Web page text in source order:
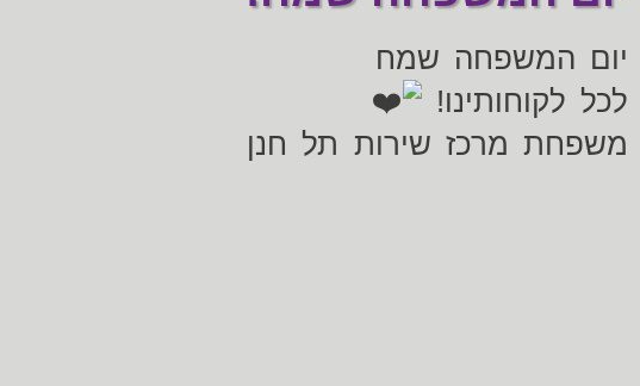
יום המשפחה שמח
לכל לקוחותינו!
משפחת מרכז שירות תל חנן